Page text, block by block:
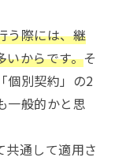
う際には、継
いからです。そ
個別契約」の2
一般的かと思
共通して適用さ